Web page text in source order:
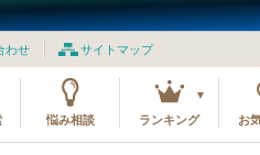
わせ サイトマップ
悩み相談 ランキング お